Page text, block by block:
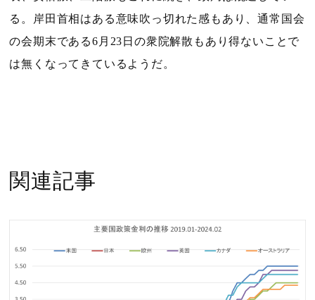
る。岸田首相はある意味吹っ切れた感もあり、通常国会
の会期末である6 月 23 日の衆院解散もあり得ないことで
は無くなってきているようだ。
関連記事